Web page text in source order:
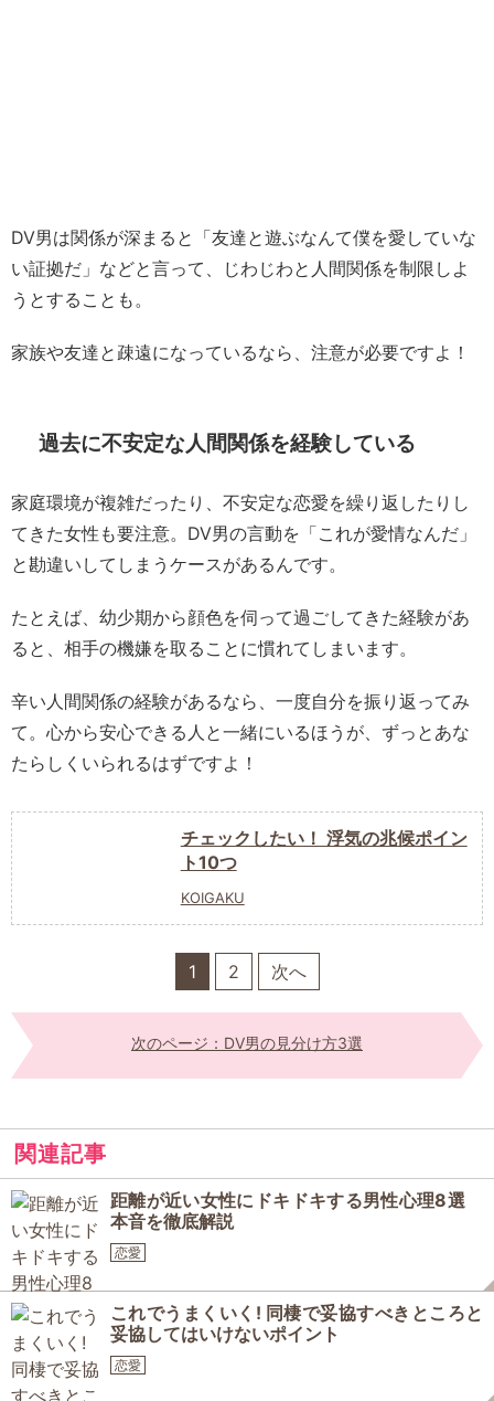
DV男は関係が深まると「友達と遊ぶなんて僕を愛していな
い証拠だ」などと言って、じわじわと人間関係を制限しよ
うとすることも。
家族や友達と疎遠になっているなら、注意が必要ですよ！
過去に不安定な人間関係を経験している
家庭環境が複雑だったり、不安定な恋愛を繰り返したりし
てきた女性も要注意。DV男の言動を「これが愛情なんだ」
と勘違いしてしまうケースがあるんです。
たとえば、幼少期から顔色を伺って過ごしてきた経験があ
ると、相手の機嫌を取ることに慣れてしまいます。
辛い人間関係の経験があるなら、一度自分を振り返ってみ
て。心から安心できる人と一緒にいるほうが、ずっとあな
たらしくいられるはずですよ！
チェックしたい！ 浮気の兆候ポイン
ト10つ
KOIGAKU
1 2 次へ
次のページ：DV男の見分け方3選
関連記事
距離が近い女性にドキドキする男性心理8選
本音を徹底解説
恋愛
これでうまくいく! 同棲で妥協すべきところと
妥協してはいけないポイント
恋愛